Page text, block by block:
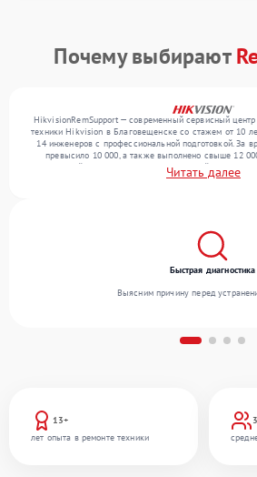
Почему выбирают
HikvisionRemSupport — современный сервисный
техники Hikvision в Благовещенске со стажем от 10
14 инженеров с профессиональной подготовкой. За
превысило 10 000, а также выполнено свыше 12
сервисный центр поступает от 300 устройств,
различного уровня сложности и обеспечиваем
Читать далее
13+
лет опыта в ремонте техники
Быстрая диагностика
Выясним причину перед